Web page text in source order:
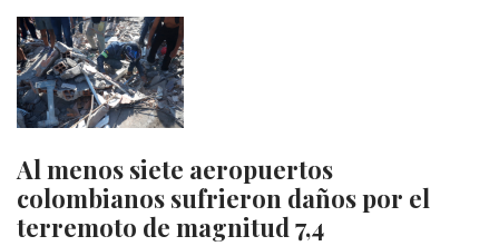
Al menos siete aeropuertos
colombianos sufrieron daños por el
terremoto de magnitud 7,4